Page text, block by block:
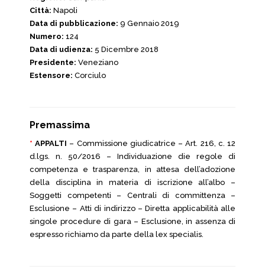
Città: Napoli
Data di pubblicazione: 9 Gennaio 2019
Numero: 124
Data di udienza: 5 Dicembre 2018
Presidente: Veneziano
Estensore: Corciulo
Premassima
*APPALTI – Commissione giudicatrice – Art. 216, c. 12
d.lgs. n. 50/2016 – Individuazione die regole di
competenza e trasparenza, in attesa dell’adozione
della disciplina in materia di iscrizione all’albo –
Soggetti competenti – Centrali di committenza –
Esclusione – Atti di indirizzo – Diretta applicabilità alle
singole procedure di gara – Esclusione, in assenza di
espresso richiamo da parte della lex specialis.